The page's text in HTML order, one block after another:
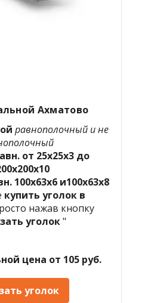
Ахматово
равнополочный и не
от 25х25х3 до
100х63х6 и100х63х8
купить уголок в
нажав кнопку
уголок"
цена от 105 руб.
уголок